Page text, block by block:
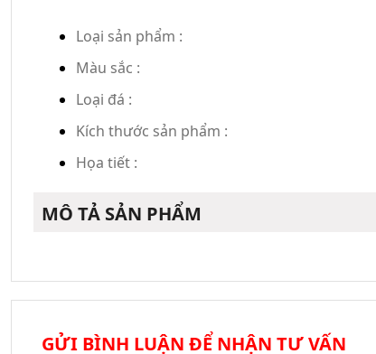
Loại sản phẩm :
Màu sắc :
Loại đá :
Kích thước sản phẩm :
Họa tiết :
MÔ TẢ SẢN PHẨM
GỬI BÌNH LUẬN ĐỂ NHẬN TƯ VẤN